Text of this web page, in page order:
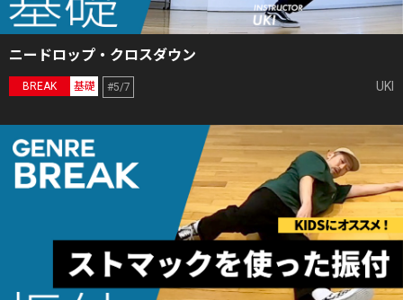
ニードロップ・クロスダウン
BREAK 基礎 #5/7 UKI